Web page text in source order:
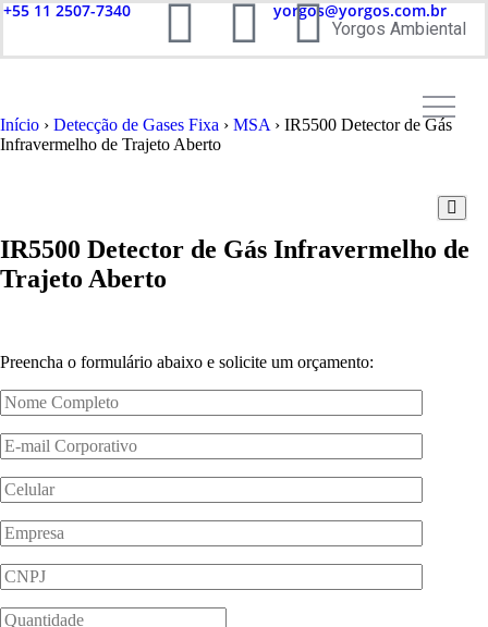
+55 11 2507-7340 yorgos@yorgos.com.br
Início › Detecção de Gases Fixa › MSA › IR5500 Detector de Gás
Infravermelho de Trajeto Aberto
IR5500 Detector de Gás Infravermelho de
Trajeto Aberto
Preencha o formulário abaixo e solicite um orçamento:
Yorgos Ambiental